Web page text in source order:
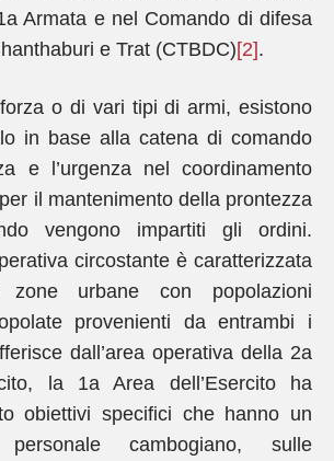
Armata e nel Comando di difesa
e Trat (CTBDC)[2].
o di vari tipi di armi, esistono
in base alla catena di comando
e l’urgenza nel coordinamento
il mantenimento della prontezza
vengono impartiti gli ordini.
circostante è caratterizzata
zone urbane con popolazioni
provenienti da entrambi i
dall’area operativa della 2a
la 1a Area dell’Esercito ha
obiettivi specifici che hanno un
cambogiano, sulle